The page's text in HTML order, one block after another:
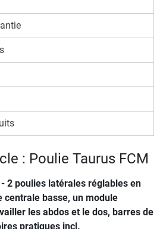
: Poulie Taurus FCM
2 poulies latérales réglables en
centrale basse, un module
les abdos et le dos, barres de
pratiques incl.